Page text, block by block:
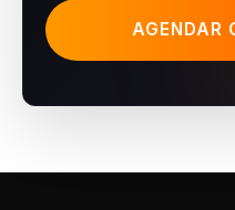
AGENDAR